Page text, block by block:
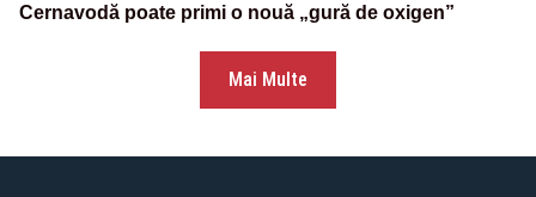
Cernavodă poate primi o nouă „gură de oxigen”
Mai Multe